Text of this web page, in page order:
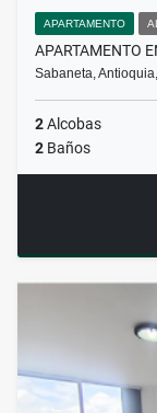
APARTAMENTO
APARTAMENTO
Sabaneta,
2Alcobas
2 Baños